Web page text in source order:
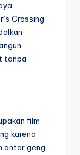
Crossing”
tanpa
film
karena
antar geng.